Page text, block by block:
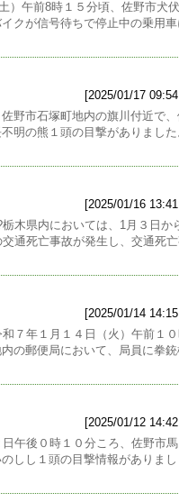
）午前8時１５分頃、佐野市犬
クが信号待ちで停止中の乗用
[2025/01/17
野市石塚町地内の旗川付近で
明の熊１頭の目撃がありまし
[2025/01/16
木県内においては、1月３日か
通死亡事故が発生し、交通死
[2025/01/14
７年１月１４日（火）午前１
の郵便局において、局員に拳
[2025/01/12
午後０時１０分ころ、佐野市
しし１頭の目撃情報がありまし